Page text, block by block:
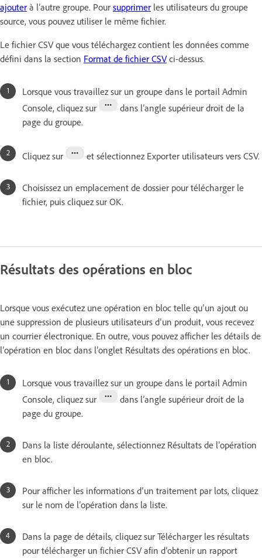
ajouter à l’autre groupe. Pour supprimer les utilisateurs du groupe
source, vous pouvez utiliser le même fichier.
Le fichier CSV que vous téléchargez contient les données comme
défini dans la section Format de fichier CSVci-dessus.
Lorsque vous travaillez sur un groupe dans le portail Admin
Console, cliquez sur
dans l’angle supérieur droit de la
page du groupe.
Cliquez sur et sélectionnez Exporter utilisateurs vers CSV.
Choisissez un emplacement de dossier pour télécharger le
fichier, puis cliquez sur OK.
Résultats des opérations en bloc
Lorsque vous exécutez une opération en bloc telle qu’un ajout ou
une suppression de plusieurs utilisateurs d’un produit, vous recevez
un courrier électronique. En outre, vous pouvez afficher les détails de
l’opération en bloc dans l’onglet Résultats des opérations en bloc.
Lorsque vous travaillez sur un groupe dans le portail Admin
Console, cliquez sur
dans l’angle supérieur droit de la
page du groupe.
Dans la liste déroulante, sélectionnez Résultats de l’opération
en bloc.
Pour afficher les informations d’un traitement par lots, cliquez
sur le nom de l’opération dans la liste.
Dans la page de détails, cliquez sur Télécharger les résultats
pour télécharger un fichier CSV afin d’obtenir un rapport